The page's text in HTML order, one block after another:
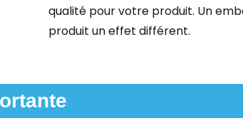
qualité pour votre produit. Un
produit un effet différent.